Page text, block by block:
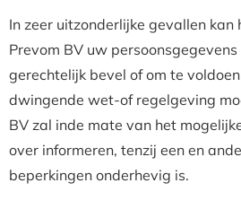
In zeer uitzonderlijke gevallen
Prevom BV uw
gerechtelijk bevel of om te
dwingende wet-of regelgeving
BV zal inde mate van het
over informeren, tenzij een en
beperkingen onderhevig is.